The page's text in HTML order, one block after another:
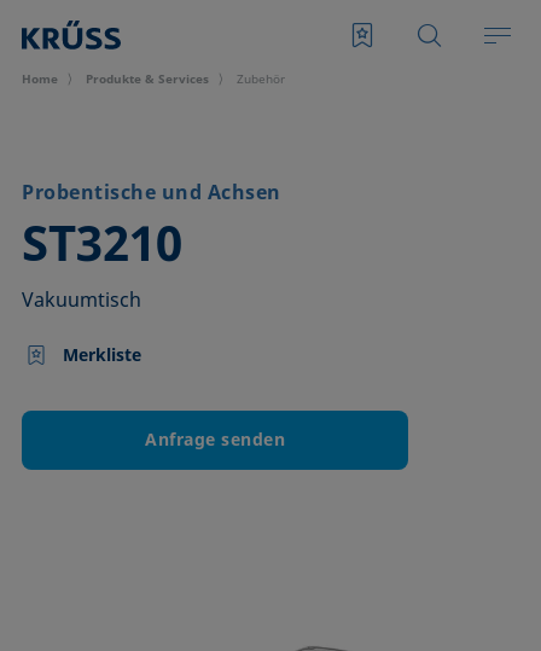
Home Produkte & Services Zubehör
Probentische und Achsen
ST3210
–
Vakuumtisch
Merkliste
Anfrage senden